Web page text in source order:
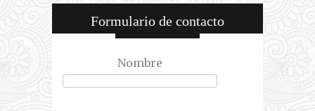
Formulario de contacto
Nombre